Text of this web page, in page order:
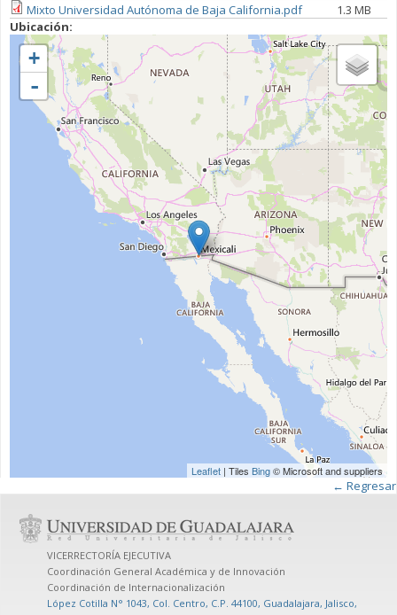
Mixto Universidad Autónoma de Baja California.pdf
1.3 MB
Ubicación:
+
-
Leaflet | Tiles Bing© Microsoft and suppliers
← Regresar
VICERRECTORÍA EJECUTIVA
Coordinación General Académica y de Innovación
Coordinación de Internacionalización
López Cotilla N° 1043, Col. Centro, C.P. 44100, Guadalajara, Jalisco,